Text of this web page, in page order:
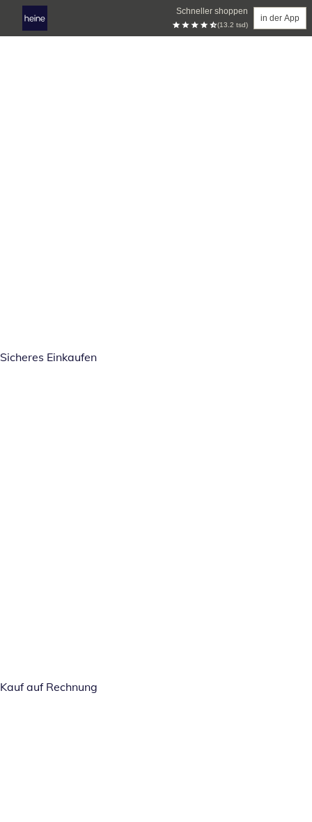
Schneller shoppen
(13.2 tsd)
in der App
Sicheres Einkaufen
Kauf auf Rechnung